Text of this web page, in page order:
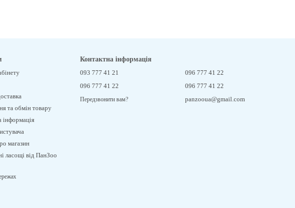
та обмін товару
інформація
магазин
ласощі від ПанЗоо
Контактна інформація
093 777 41 21
096 777 41 22
Передзвонити вам?
096 777 41 22
096 777 41 22
panzooua@gmail.com